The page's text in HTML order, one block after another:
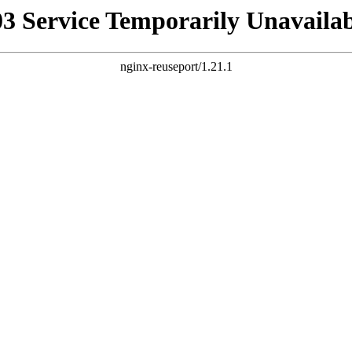
Service Temporarily
nginx-reuseport/1.21.1